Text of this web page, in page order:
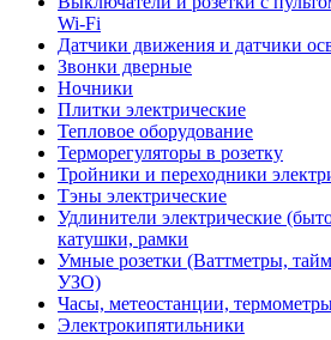
Wi-Fi
Датчики движения и датчики
Звонки дверные
Ночники
Плитки электрические
Тепловое оборудование
Терморегуляторы в розетку
Тройники и переходники
Тэны электрические
Удлинители электрические
катушки, рамки
Умные розетки (Ваттметры,
УЗО)
Часы, метеостанции,
Электрокипятильники